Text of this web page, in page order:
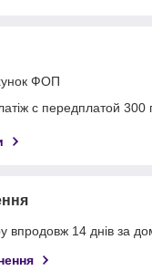
ФОП
с передплатой 300
впродовж 14 днів за